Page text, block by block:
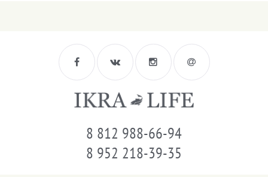
8 812 988-66-94
8 952 218-39-35